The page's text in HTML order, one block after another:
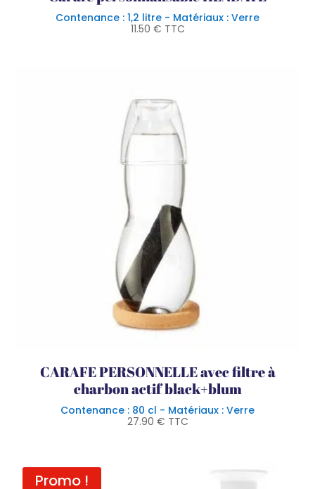
Contenance : 1,2 litre - Matériaux : Verre
11.50 € TTC
CARAFE PERSONNELLE avec filtre à
charbon actif black+blum
Contenance : 80 cl - Matériaux : Verre
27.90 € TTC
Promo !